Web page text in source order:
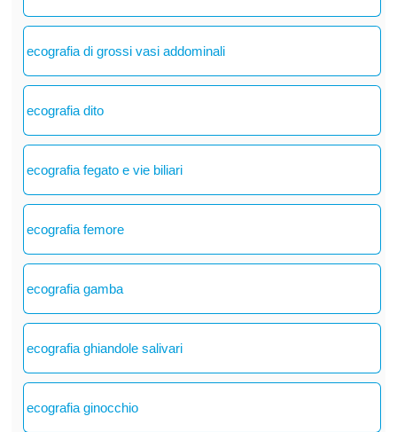
ecografia di grossi vasi addominali
ecografia dito
ecografia fegato e vie biliari
ecografia femore
ecografia gamba
ecografia ghiandole salivari
ecografia ginocchio